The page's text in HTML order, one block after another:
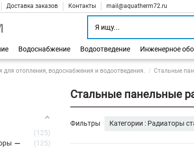
Доставка заказов Контакты mail@aquatherm72.ru
Водоснабжение Водоотведение Инженерное
для отопления, водоснабжения и водоотведения. Стальные
Стальные панельные
Фильтры Категории : Радиаторы
125
125